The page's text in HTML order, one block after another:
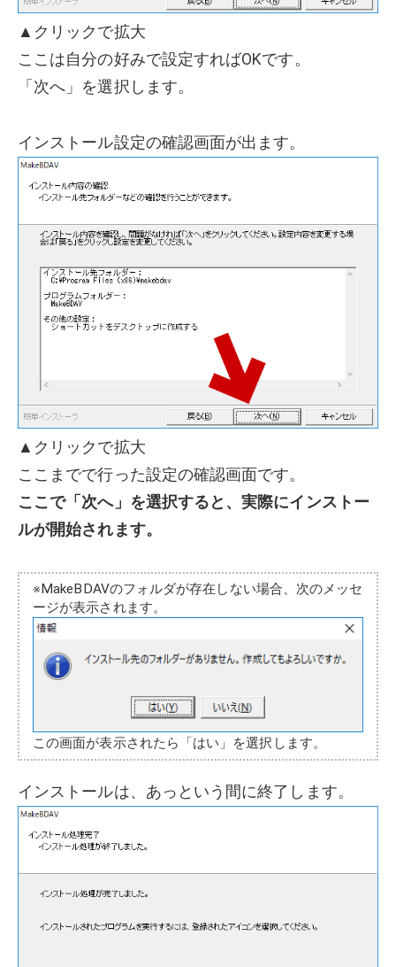
▲クリックで拡大
ここは自分の好みで設定すればOKです。
「次へ」を選択します。
インストール設定の確認画面が出ます。
▲クリックで拡大
ここまでで行った設定の確認画面です。
ここで「次へ」を選択すると、実際にインストー
ルが開始されます。
※MakeBDAVのフォルダが存在しない場合、次のメッセ
ージが表示されます。
この画面が表示されたら「はい」を選択します。
インストールは、あっという間に終了します。